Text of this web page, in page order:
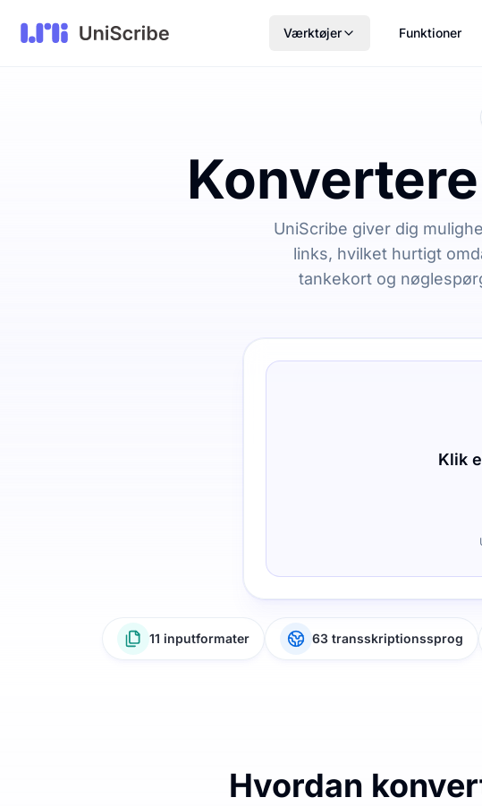
Værktøjer Funktioner
UniScribe giver dig
links, hvilket hurtigt
tankekort og
Klik
11 inputformater 63 transskriptionssprog
Hvordan